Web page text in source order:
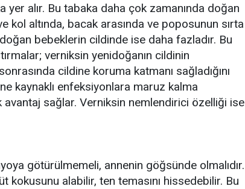
alır. Bu tabaka daha çok zamanında doğan
kol altında, bacak arasında ve poposunun sırta
bebeklerin cildinde ise daha fazladır. Bu
verniksin yenidoğanın cildinin
cildine koruma katmanı sağladığını
kaynaklı enfeksiyonlara maruz kalma
sağlar. Verniksin nemlendirici özelliği ise
götürülmemeli, annenin göğsünde olmalıdır.
kokusunu alabilir, ten temasını hissedebilir. Bu